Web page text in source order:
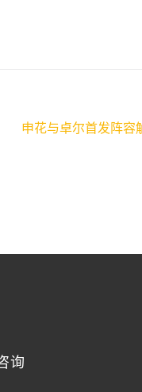
申花与卓尔首发阵容
询